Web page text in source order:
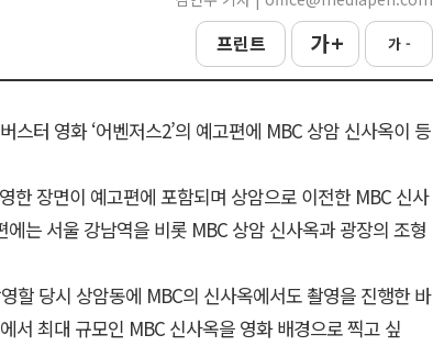
프린트 가 + 가 -
스터 영화 ‘어벤저스2’의 예고편에 MBC 상암 신사옥이 등
한 장면이 예고편에 포함되며 상암으로 이전한 MBC 신사
는 서울 강남역을 비롯 MBC 상암 신사옥과 광장의 조형
할 당시 상암동에 MBC의 신사옥에서도 촬영을 진행한 바
서 최대 규모인 MBC 신사옥을 영화 배경으로 찍고 싶